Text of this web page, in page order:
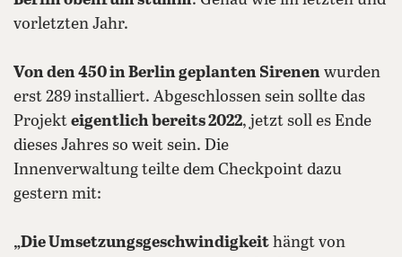
vorletzten Jahr.
Von den 450 in Berlin geplanten Sirenen wurden
erst 289 installiert. Abgeschlossen sein sollte das
Projekt eigentlich bereits 2022, jetzt soll es Ende
dieses Jahres so weit sein. Die
Innenverwaltung teilte dem Checkpoint dazu
gestern mit:
„Die Umsetzungsgeschwindigkeit hängt von